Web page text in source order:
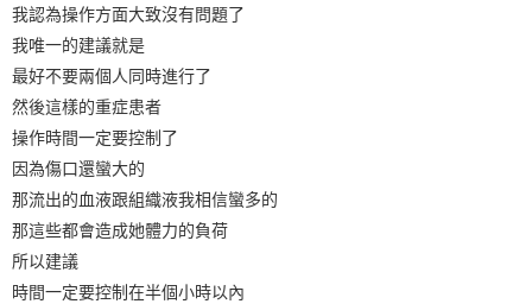
我認為操作方面大致沒有問題了
我唯一的建議就是
最好不要兩個人同時進行了
然後這樣的重症患者
操作時間一定要控制了
因為傷口還蠻大的
那流出的血液跟組織液我相信蠻多的
那這些都會造成她體力的負荷
所以建議
時間一定要控制在半個小時以內